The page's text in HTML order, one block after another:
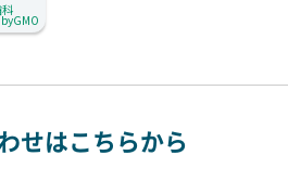
せはこちらから